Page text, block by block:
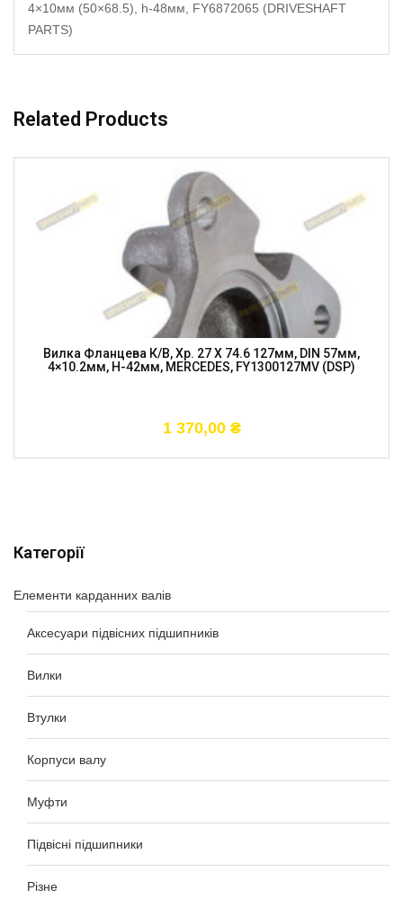
Категорії
Елементи карданних валів
Аксесуари підвісних підшипників
Вилки
Втулки
Корпуси валу
Муфти
Підвісні підшипники
Різне
4×10мм (50×68.5), h-48мм, FY6872065 (DRIVESHAFT
PARTS)
Related Products
Вилка Фланцева К/в, Хр. 27 X 74.6 127мм, DIN 57мм,
4×10.2мм, H-42мм, MERCEDES, FY1300127MV (DSP)
1 370,00 ₴